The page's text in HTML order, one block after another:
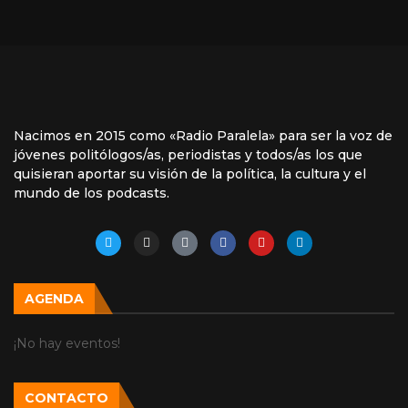
Nacimos en 2015 como «Radio Paralela» para ser la voz de
jóvenes politólogos/as, periodistas y todos/as los que
quisieran aportar su visión de la política, la cultura y el
mundo de los podcasts.
AGENDA
¡No hay eventos!
CONTACTO